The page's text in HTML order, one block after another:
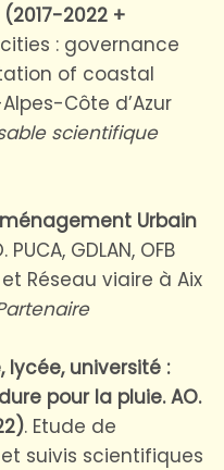
2022 +
: governance
of coastal
Côte d’Azur
scientifique
Urbain
PUCA, GDLAN, OFB
Réseau viaire à Aix
lycée, université :
pour la pluie. AO.
. Etude de
suivis scientifiques